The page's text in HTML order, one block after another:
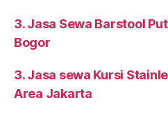
3. Jasa Sewa Barstool
Bogor
3. Jasa sewa Kursi
Area Jakarta